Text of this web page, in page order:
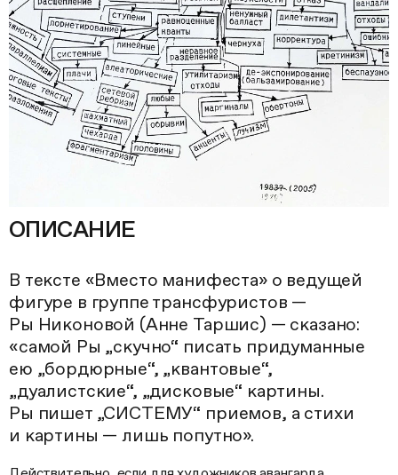
ОПИСАНИЕ
В тексте «Вместо манифеста» о ведущей
фигуре в группе трансфуристов —
Ры Никоновой (Анне Таршис) — сказано:
«самой Ры „скучно“ писать придуманные
ею „бордюрные“, „квантовые“,
„дуалистские“, „дисковые“ картины.
Ры пишет „СИСТЕМУ“ приемов, а стихи
и картины — лишь попутно».